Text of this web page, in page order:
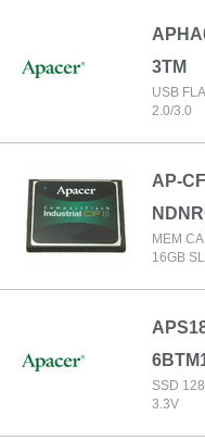
3TM
USB
2.0/3.0
AP-
MEM
16GB
SSD
3.3V